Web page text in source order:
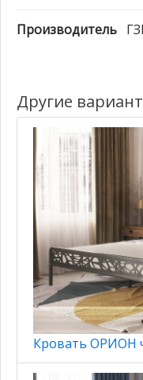
Производитель
Другие
Кровать ОРИОН